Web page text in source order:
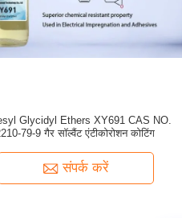
Glycidyl Ethers XY691 CAS NO.
79-9 गैर सॉल्वैंट एंटीकोरोशन कोटिंग
संपर्क करें